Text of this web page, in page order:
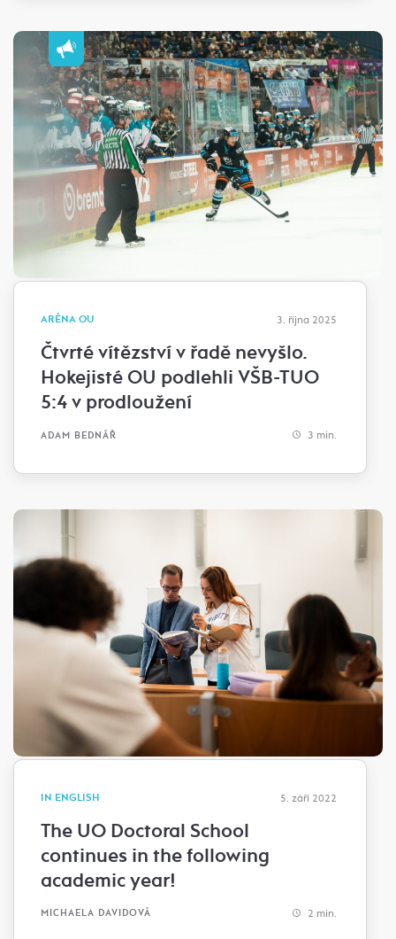
ARÉNA OU 3. října 2025
Čtvrté vítězství v řadě nevyšlo.
Hokejisté OU podlehli VŠB-TUO
5:4 v prodloužení
ADAM BEDNÁŘ 3 min.
IN ENGLISH 5. září 2022
The UO Doctoral School
continues in the following
academic year!
MICHAELA DAVIDOVÁ 2 min.